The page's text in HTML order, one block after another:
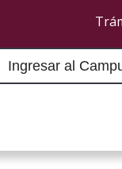
Ingresar al